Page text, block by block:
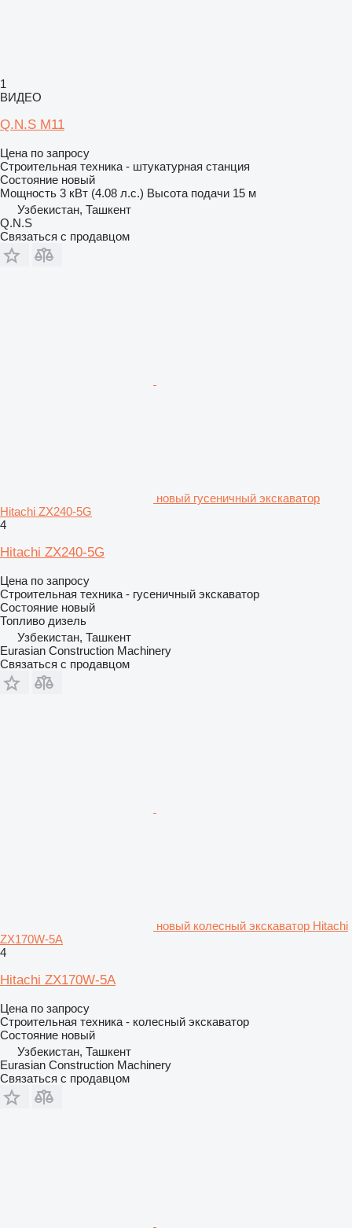
1
ВИДЕО
Q.N.S М11
Цена по запросу
Строительная техника - штукатурная станция
Состояние новый
Мощность 3 кВт (4.08 л.с.) Высота подачи 15 м
Узбекистан, Ташкент
Q.N.S
Связаться с продавцом
новый гусеничный экскаватор
Hitachi ZX240-5G
4
Hitachi ZX240-5G
Цена по запросу
Строительная техника - гусеничный экскаватор
Состояние новый
Топливо дизель
Узбекистан, Ташкент
Eurasian Construction Machinery
Связаться с продавцом
новый колесный экскаватор Hitachi
ZX170W-5A
4
Hitachi ZX170W-5A
Цена по запросу
Строительная техника - колесный экскаватор
Состояние новый
Узбекистан, Ташкент
Eurasian Construction Machinery
Связаться с продавцом